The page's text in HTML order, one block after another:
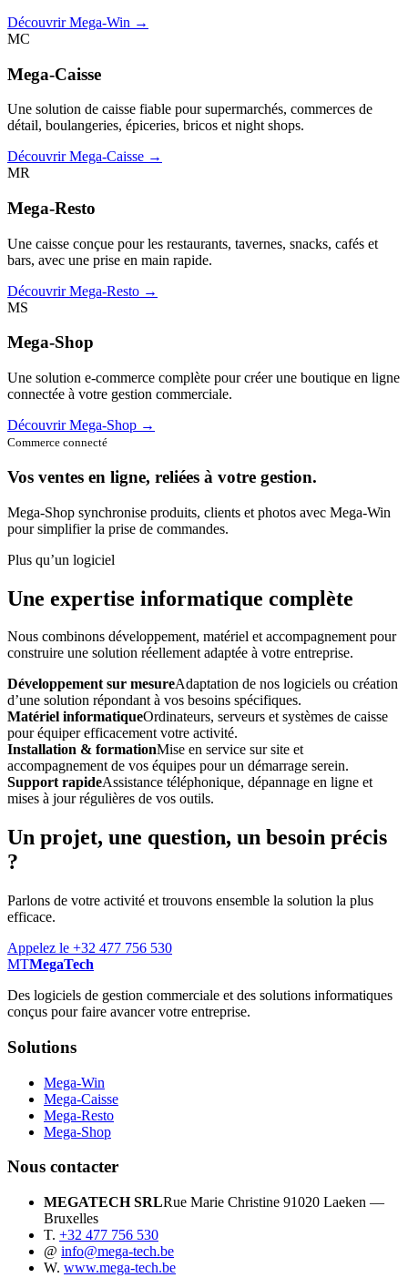
Découvrir Mega-Win →
MC
Mega-Caisse
Une solution de caisse fiable pour supermarchés, commerces de
détail, boulangeries, épiceries, bricos et night shops.
Découvrir Mega-Caisse →
MR
Mega-Resto
Une caisse conçue pour les restaurants, tavernes, snacks, cafés et
bars, avec une prise en main rapide.
Découvrir Mega-Resto →
MS
Mega-Shop
Une solution e-commerce complète pour créer une boutique en ligne
connectée à votre gestion commerciale.
Découvrir Mega-Shop →
Commerce connecté
Vos ventes en ligne, reliées à votre gestion.
Mega-Shop synchronise produits, clients et photos avec Mega-Win
pour simplifier la prise de commandes.
Plus qu’un logiciel
Une expertise informatique complète
Nous combinons développement, matériel et accompagnement pour
construire une solution réellement adaptée à votre entreprise.
Développement sur mesureAdaptation de nos logiciels ou création
d’une solution répondant à vos besoins spécifiques.
Matériel informatiqueOrdinateurs, serveurs et systèmes de caisse
pour équiper efficacement votre activité.
Installation & formationMise en service sur site et
accompagnement de vos équipes pour un démarrage serein.
Support rapideAssistance téléphonique, dépannage en ligne et
mises à jour régulières de vos outils.
Un projet, une question, un besoin précis
?
Parlons de votre activité et trouvons ensemble la solution la plus
efficace.
Appelez le +32 477 756 530
MTMegaTech
Des logiciels de gestion commerciale et des solutions informatiques
conçus pour faire avancer votre entreprise.
Solutions
Mega-Win
Mega-Caisse
Mega-Resto
Mega-Shop
Nous contacter
MEGATECH SRLRue Marie Christine 91020 Laeken —
Bruxelles
T. +32 477 756 530
@ info@mega-tech.be
W. www.mega-tech.be